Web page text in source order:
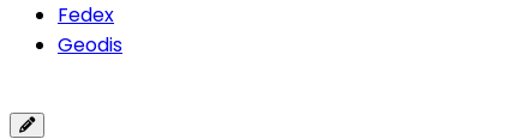
Fedex
Geodis